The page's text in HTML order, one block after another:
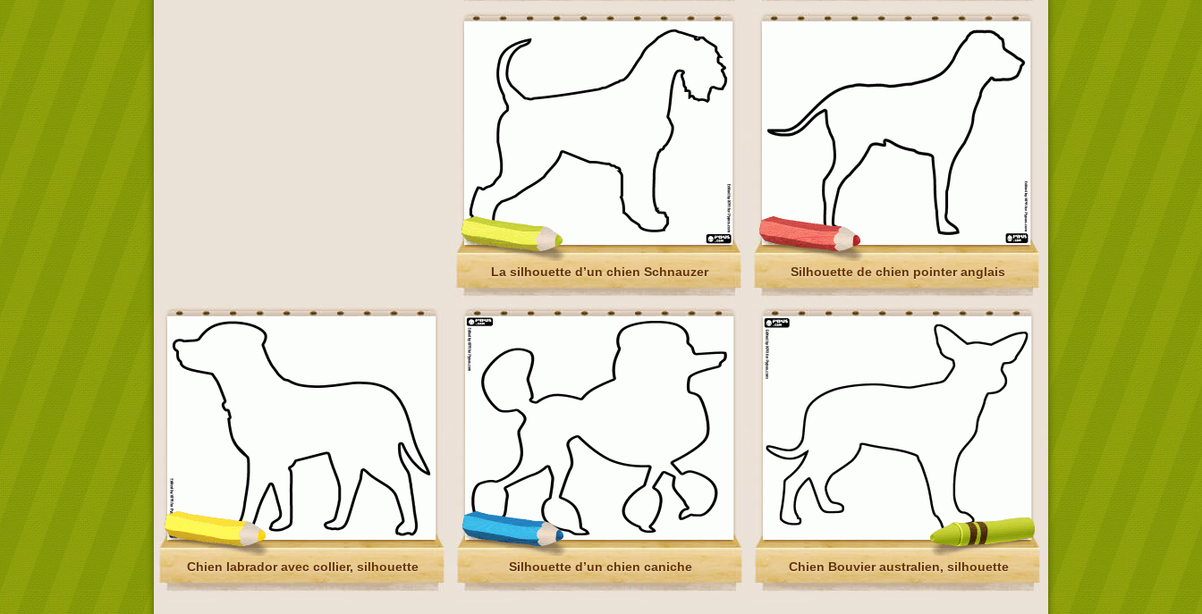
La silhouette d’un chien Schnauzer Silhouette de chien pointer anglais
Chien labrador avec collier, silhouette Silhouette d’un chien caniche Chien Bouvier australien, silhouette